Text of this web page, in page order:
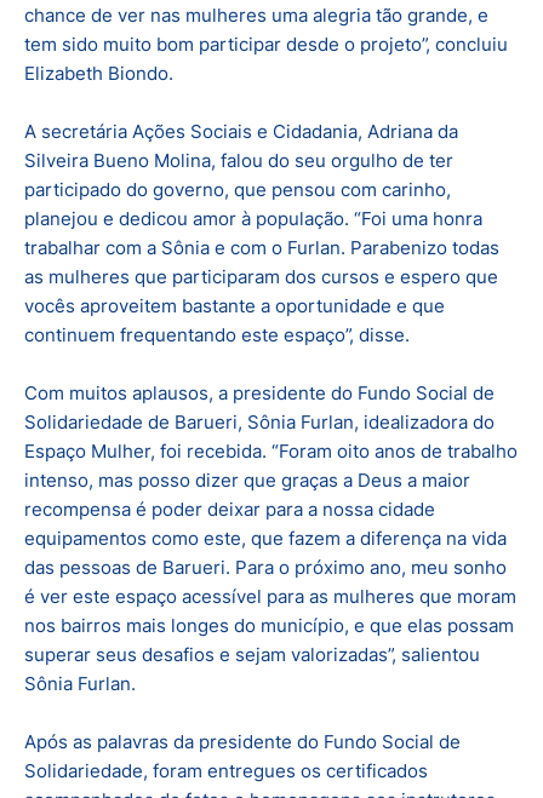
chance de ver nas mulheres uma alegria tão grande, e
tem sido muito bom participar desde o projeto”, concluiu
Elizabeth Biondo.
A secretária Ações Sociais e Cidadania, Adriana da
Silveira Bueno Molina, falou do seu orgulho de ter
participado do governo, que pensou com carinho,
planejou e dedicou amor à população. “Foi uma honra
trabalhar com a Sônia e com o Furlan. Parabenizo todas
as mulheres que participaram dos cursos e espero que
vocês aproveitem bastante a oportunidade e que
continuem frequentando este espaço”, disse.
Com muitos aplausos, a presidente do Fundo Social de
Solidariedade de Barueri, Sônia Furlan, idealizadora do
Espaço Mulher, foi recebida. “Foram oito anos de trabalho
intenso, mas posso dizer que graças a Deus a maior
recompensa é poder deixar para a nossa cidade
equipamentos como este, que fazem a diferença na vida
das pessoas de Barueri. Para o próximo ano, meu sonho
é ver este espaço acessível para as mulheres que moram
nos bairros mais longes do município, e que elas possam
superar seus desafios e sejam valorizadas”, salientou
Sônia Furlan.
Após as palavras da presidente do Fundo Social de
Solidariedade, foram entregues os certificados